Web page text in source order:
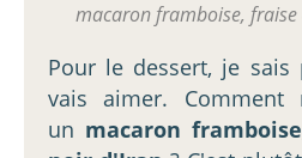
macaron framboise,
Pour le dessert, je sais
vais aimer. Comment
un macaron